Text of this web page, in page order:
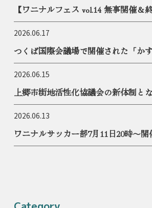
【ワニナルフェス vol.14 無事開催＆
2026.06.17
つくば国際会議場で開催された「か
2026.06.15
上郷市街地活性化協議会の新体制と
2026.06.13
ワニナルサッカー部7月11日20時〜開